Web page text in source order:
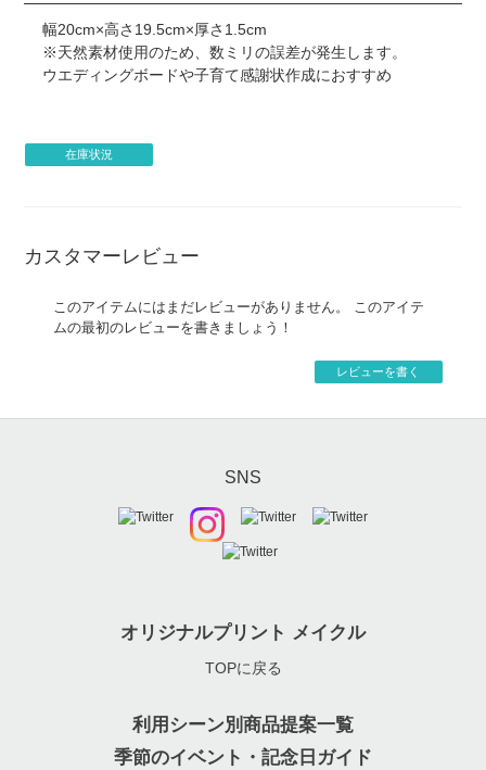
幅20cm×高さ19.5cm×厚さ1.5cm
※天然素材使用のため、数ミリの誤差が発生します。
ウエディングボードや子育て感謝状作成におすすめ
在庫状況
カスタマーレビュー
このアイテムにはまだレビューがありません。 このアイテ
ムの最初のレビューを書きましょう！
レビューを書く
SNS
オリジナルプリント メイクル
TOPに戻る
利用シーン別商品提案一覧
季節のイベント・記念日ガイド